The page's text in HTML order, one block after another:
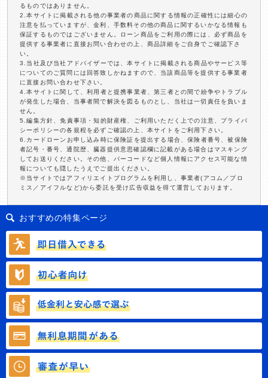
るものではありません。
2.本サイトに掲載される他の事業者の商品に関する情報の正確性には細心の
注意を払っていますが、金利、手数料その他の商品に関するいかなる情報も
保証するものではございません。ローン商品をご利用の際には、必ず商品を
提供する事業者に直接お問い合わせの上、商品詳細をご自身でご確認下さ
い。
3.当社及び当社アドバイザーでは、本サイトに掲載される商品やサービス等
についてのご質問には回答致しかねますので、当該商品等を提供する事業者
に直接お問い合わせ下さい。
4.本サイトに関して、利用者と提携事業者、第三者との間で紛争やトラブル
が発生した場合、当事者間で解決を図るものとし、当社は一切責任を負いま
せん。
5.編集方針、免責事項・知的財産権、ご利用いただく上での注意、プライバ
シーポリシーの各規程を必ずご確認の上、本サイトをご利用下さい。
6.カードローンお申し込み時に保険証を提出する場合、保険者番号、被保険
者記号・番号、通院歴、臓器提供意思確認欄に記載がある場合はマスキング
してお送りください。その他、バーコードなど個人情報にアクセス可能な情
報についても隠したうえでご提出ください。
※当サイトではアフィリエイトプログラムを利用し、事業者(アコム／プロ
ミス／アイフルなど)から委託を受け広告収益を得て運営しております。
おすすめの特集ページ